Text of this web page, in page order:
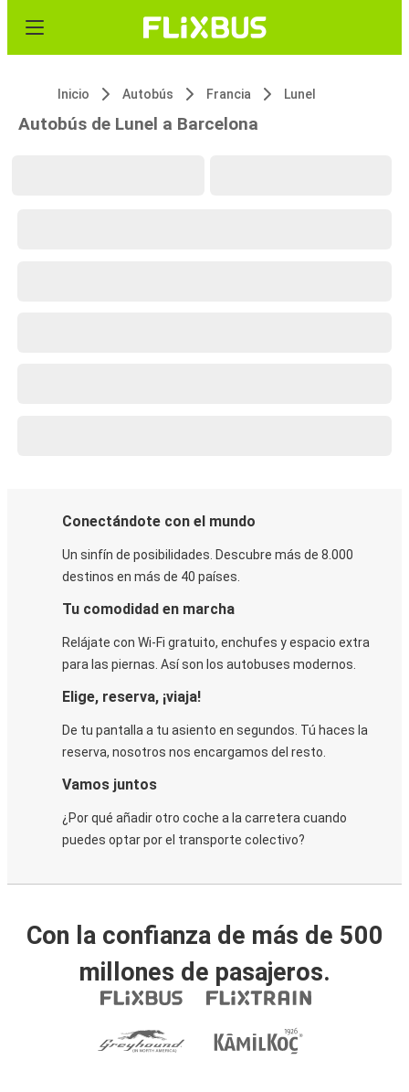
Inicio Autobús Francia Lunel
Autobús de Lunel a Barcelona
Conectándote con el mundo
Un sinfín de posibilidades. Descubre más de 8.000
destinos en más de 40 países.
Tu comodidad en marcha
Relájate con Wi-Fi gratuito, enchufes y espacio extra
para las piernas. Así son los autobuses modernos.
Elige, reserva, ¡viaja!
De tu pantalla a tu asiento en segundos. Tú haces la
reserva, nosotros nos encargamos del resto.
Vamos juntos
¿Por qué añadir otro coche a la carretera cuando
puedes optar por el transporte colectivo?
Con la confianza de más de 500
millones de pasajeros.